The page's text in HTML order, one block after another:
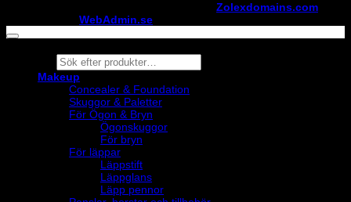
Zolexdomains.com
WebAdmin.se
Products
search
Makeup
Concealer & Foundation
Skuggor & Paletter
För Ögon & Bryn
Ögonskuggor
För bryn
För läppar
Läppstift
Läppglans
Läpp pennor